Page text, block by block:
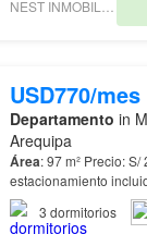
USD770/mes
Departamento in
Arequipa
Área: 97 m² Precio: S/ 2,700 soles Características: • 3 dormitorios amplios • 1
estacionamiento
3 dormitorios